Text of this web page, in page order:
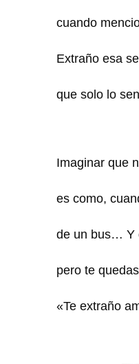
cuando
Extraño esa
que solo lo
Imaginar que
es como,
de un bus… Y
pero te
«Te extraño